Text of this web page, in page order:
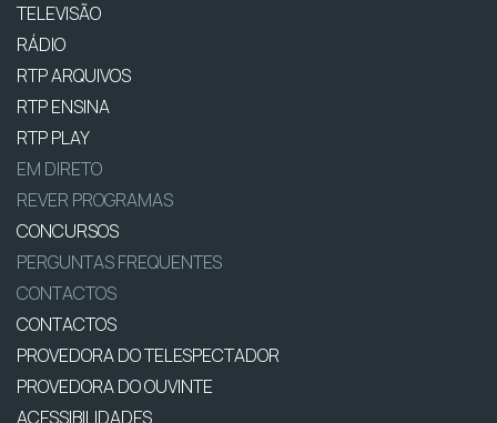
TELEVISÃO
RÁDIO
RTP ARQUIVOS
RTP ENSINA
RTP PLAY
EM DIRETO
REVER PROGRAMAS
CONCURSOS
PERGUNTAS FREQUENTES
CONTACTOS
CONTACTOS
PROVEDORA DO TELESPECTADOR
PROVEDORA DO OUVINTE
ACESSIBILIDADES